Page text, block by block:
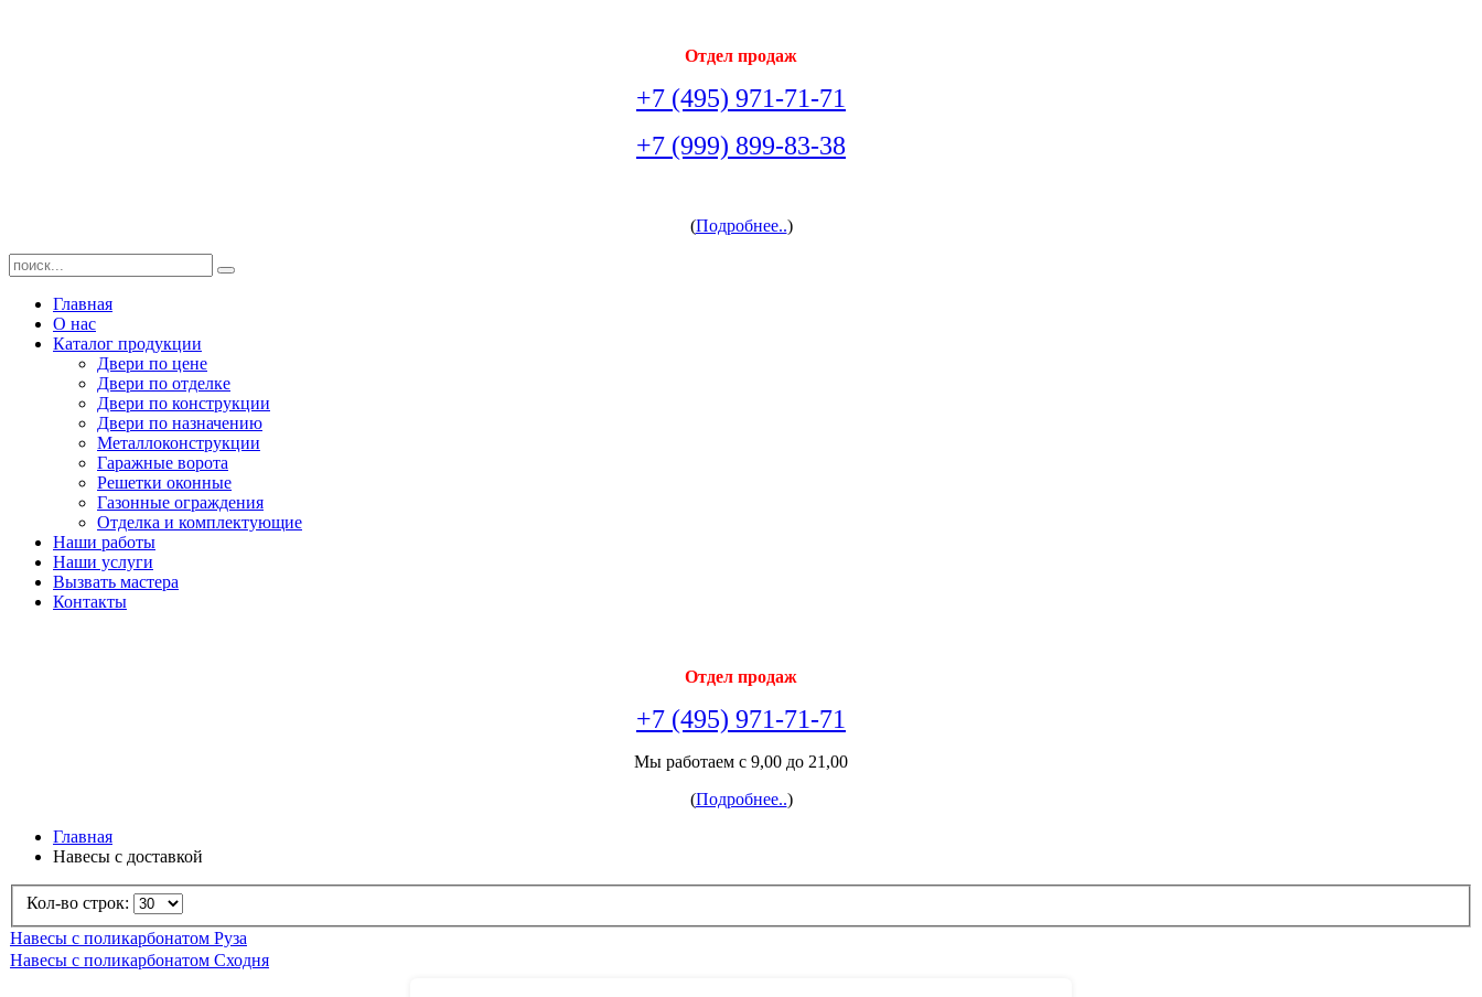
Отдел продаж
+7 (495) 971-71-71
+7 (999) 899-83-38
(Подробнее..)
Главная
О нас
Каталог продукции
Двери по цене
Двери по отделке
Двери по конструкции
Двери по назначению
Металлоконструкции
Гаражные ворота
Решетки оконные
Газонные ограждения
Отделка и комплектующие
Наши работы
Наши услуги
Вызвать мастера
Контакты
Отдел продаж
+7 (495) 971-71-71
Мы работаем с 9,00 до 21,00
(Подробнее..)
Главная
Навесы с доставкой
Кол-во строк:
Навесы с поликарбонатом Руза
Навесы с поликарбонатом Сходня